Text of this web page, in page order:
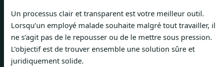
Un processus clair et transparent est votre meilleur outil.
Lorsqu’un employé malade souhaite malgré tout travailler, il
ne s’agit pas de le repousser ou de le mettre sous pression.
L’objectif est de trouver ensemble une solution sûre et
juridiquement solide.